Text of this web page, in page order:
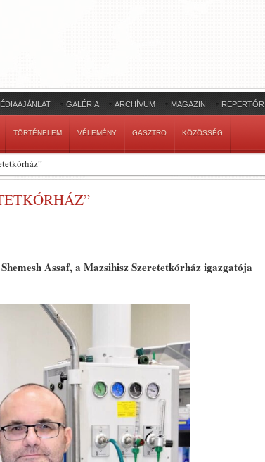
GALÉRIA ARCHÍVUM MAGAZIN
TÖRTÉNELEM VÉLEMÉNY GASZTRO KÖZÖSSÉG
Assaf, a Mazsihisz Szeretetkórház igazgatója